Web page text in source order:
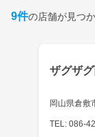
取扱店検
9件の店舗が見つ
ザグザ
岡山県倉敷
TEL: 086-